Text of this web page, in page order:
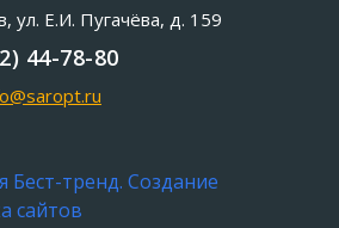
ул. Е.И. Пугачёва, д. 159
44-78-80